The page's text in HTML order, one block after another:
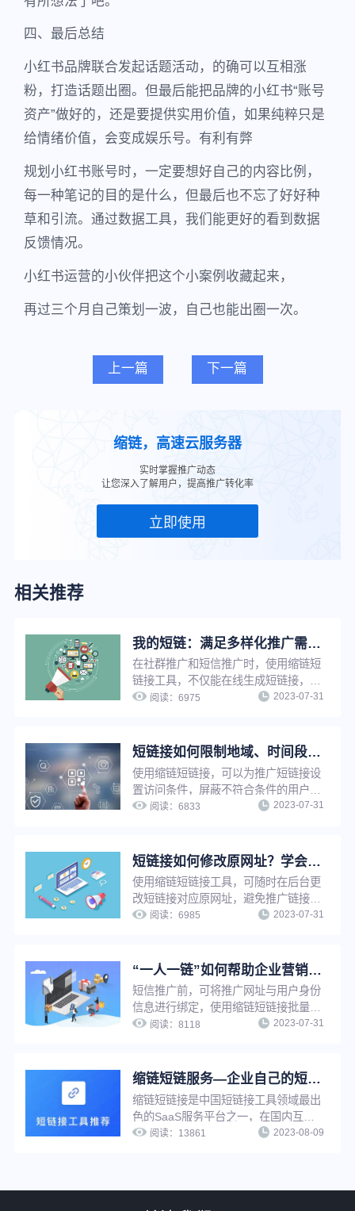
四、最后总结
小红书品牌联合发起话题活动，的确可以互相涨
粉，打造话题出圈。但最后能把品牌的小红书“账号
资产”做好的，还是要提供实用价值，如果纯粹只是
给情绪价值，会变成娱乐号。有利有弊
规划小红书账号时，一定要想好自己的内容比例，
每一种笔记的目的是什么，但最后也不忘了好好种
草和引流。通过数据工具，我们能更好的看到数据
反馈情况。
小红书运营的小伙伴把这个小案例收藏起来，
再过三个月自己策划一波，自己也能出圈一次。
上一篇 下一篇
缩链，高速云服务器
实时掌握推广动态
让您深入了解用户，提高推广转化率
立即使用
相关推荐
我的短链：满足多样化推广需求，实现短链接在线管理，方便快捷
在社群推广和短信推广时，使用缩链短
链接工具，不仅能在线生成短链接，还
能给短链接设置有效期、设置访问密
实现推广短链在线管理，提升工作效
率。
阅读：6975 2023-07-31
短链接如何限制地域、时间段访问？简单三步，满足个性化推广需求
使用缩链短链接，可以为推广短链接设
置访问条件，屏蔽不符合条件的用户访
问，只有符合访问条件的用户才可以访
段、限制访问地域、限制访问设备、限
制访问环境等。
阅读：6833 2023-07-31
短链接如何修改原网址？学会这招，让推广更轻松
使用缩链短链接工具，可随时在后台更
改短链接对应原网址，避免推广链接因
为原链接影响出现打不开等情况。若短
生成短链接，省时省力，并节省推广资
源。
阅读：6985 2023-07-31
“一人一链”如何帮助企业营销推广提升转化效果？
短信推广前，可将推广网址与用户身份
信息进行绑定，使用缩链短链接批量生
成或API生成功能将推广网址生成为一
开推广链接时及时知晓是哪位用户打开
了推广链接并及时启动转化行为，可有
效提升短信推广转化效果。
阅读：8118 2023-07-31
缩链短链服务—企业自己的短链接系统
缩链短链接是中国短链接工具领域最出
色的SaaS服务平台之一，在国内互联
网营销工具服务领域占有一席之地，功
阅读： 13861 2023-08-09